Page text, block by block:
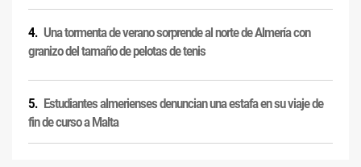
Una tormenta de verano sorprende al norte de Almería con
granizo del tamaño de pelotas de tenis
Estudiantes almerienses denuncian una estafa en su viaje de
fin de curso a Malta